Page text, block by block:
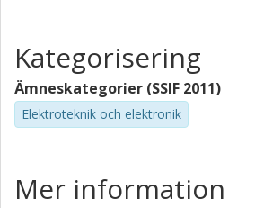
Kategorisering
Ämneskategorier (SSIF 2011)
Elektroteknik och elektronik
Mer information